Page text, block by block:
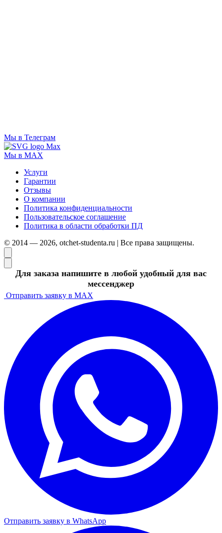
Мы в Телеграм
Мы в MAX
Услуги
Гарантии
Отзывы
О компании
Политика конфиденциальности
Пользовательское соглашение
Политика в области обработки ПД
© 2014 — 2026, otchet-studenta.ru | Все права защищены.
Для заказа напишите в любой удобный для вас
мессенджер
Отправить заявку в MAX
Отправить заявку в WhatsApp